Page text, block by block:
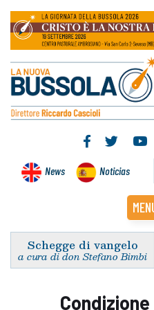
News Noticias
Schegge di vangelo
a cura di don Stefano Bimbi